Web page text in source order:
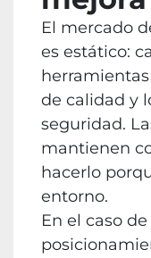
El mercado
es estático:
de calidad y
seguridad.
mantienen
hacerlo
entorno.
En el caso